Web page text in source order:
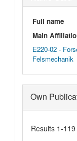
Full name
Main
E220-02 -
Felsmechanik
Own
Results 1-